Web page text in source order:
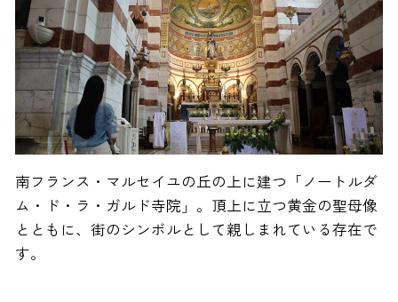
南フランス・マルセイユの丘の上に建つ「ノートルダ
ム・ド・ラ・ガルド寺院」。頂上に立つ黄金の聖母像
とともに、街のシンボルとして親しまれている存在で
す。